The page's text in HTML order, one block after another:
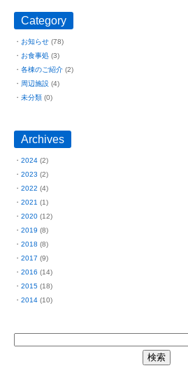
Category
お知らせ (78)
お食事処 (3)
各棟のご紹介 (2)
周辺施設 (4)
未分類 (0)
Archives
2024 (2)
2023 (2)
2022 (4)
2021 (1)
2020 (12)
2019 (8)
2018 (8)
2017 (9)
2016 (14)
2015 (18)
2014 (10)